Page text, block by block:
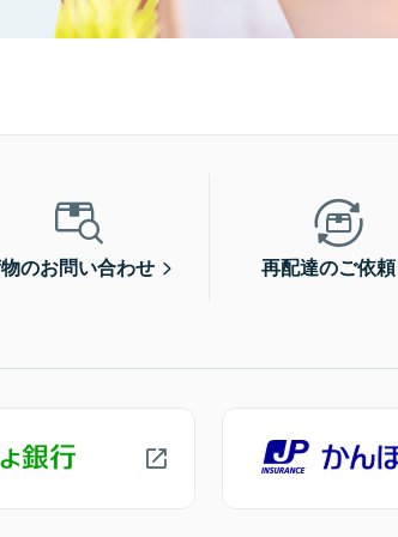
のお問い合わせ 再配達のご依頼